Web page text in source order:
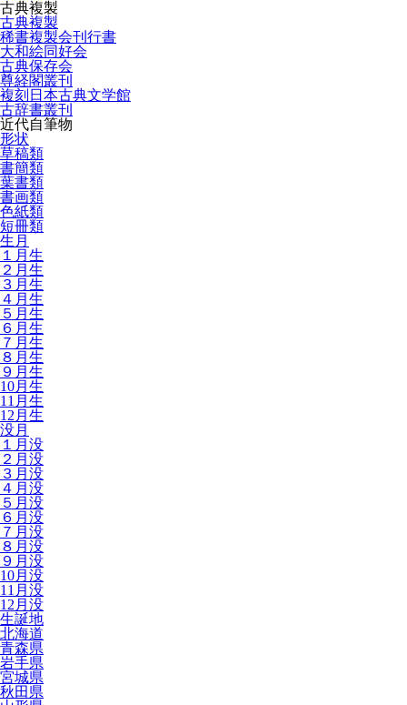
古典複製
古典複製
稀書複製会刊行書
大和絵同好会
古典保存会
尊経閣叢刊
複刻日本古典文学館
古辞書叢刊
近代自筆物
形状
草稿類
書簡類
葉書類
書画類
色紙類
短冊類
生月
１月生
２月生
３月生
４月生
５月生
６月生
７月生
８月生
９月生
10月生
11月生
12月生
没月
１月没
２月没
３月没
４月没
５月没
６月没
７月没
８月没
９月没
10月没
11月没
12月没
生誕地
北海道
青森県
岩手県
宮城県
秋田県